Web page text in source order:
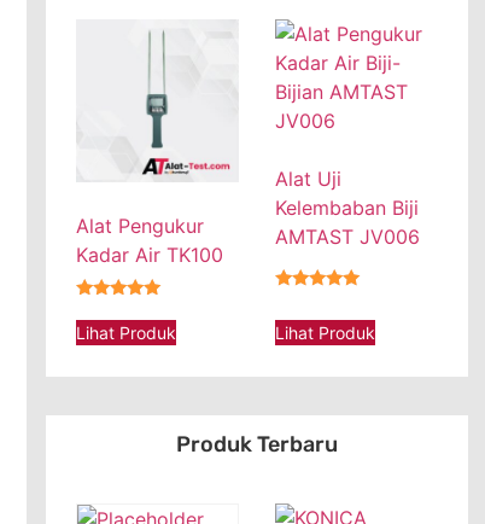
Alat Pengukur
Kadar Air TK100
Lihat Produk
Alat Uji
Kelembaban Biji
AMTAST JV006
Lihat Produk
Produk Terbaru